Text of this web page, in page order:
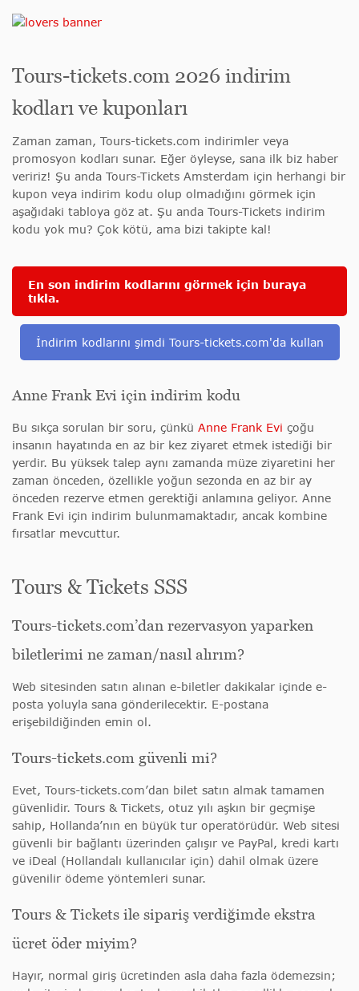
Tours-tickets.com 2026 indirim
kodları ve kuponları
Zaman zaman, Tours-tickets.com indirimler veya
promosyon kodları sunar. Eğer öyleyse, sana ilk biz haber
veririz! Şu anda Tours-Tickets Amsterdam için herhangi bir
kupon veya indirim kodu olup olmadığını görmek için
aşağıdaki tabloya göz at. Şu anda Tours-Tickets indirim
kodu yok mu? Çok kötü, ama bizi takipte kal!
En son indirim kodlarını görmek için buraya
tıkla.
İndirim kodlarını şimdi Tours-tickets.com'da kullan
Anne Frank Evi için indirim kodu
Bu sıkça sorulan bir soru, çünkü Anne Frank Evi çoğu
insanın hayatında en az bir kez ziyaret etmek istediği bir
yerdir. Bu yüksek talep aynı zamanda müze ziyaretini her
zaman önceden, özellikle yoğun sezonda en az bir ay
önceden rezerve etmen gerektiği anlamına geliyor. Anne
Frank Evi için indirim bulunmamaktadır, ancak kombine
fırsatlar mevcuttur.
Tours & Tickets SSS
Tours-tickets.com’dan rezervasyon yaparken
biletlerimi ne zaman/nasıl alırım?
Web sitesinden satın alınan e-biletler dakikalar içinde e-
posta yoluyla sana gönderilecektir. E-postana
erişebildiğinden emin ol.
Tours-tickets.com güvenli mi?
Evet, Tours-tickets.com’dan bilet satın almak tamamen
güvenlidir. Tours & Tickets, otuz yılı aşkın bir geçmişe
sahip, Hollanda’nın en büyük tur operatörüdür. Web sitesi
güvenli bir bağlantı üzerinden çalışır ve PayPal, kredi kartı
ve iDeal (Hollandalı kullanıcılar için) dahil olmak üzere
güvenilir ödeme yöntemleri sunar.
Tours & Tickets ile sipariş verdiğimde ekstra
ücret öder miyim?
Hayır, normal giriş ücretinden asla daha fazla ödemezsin;